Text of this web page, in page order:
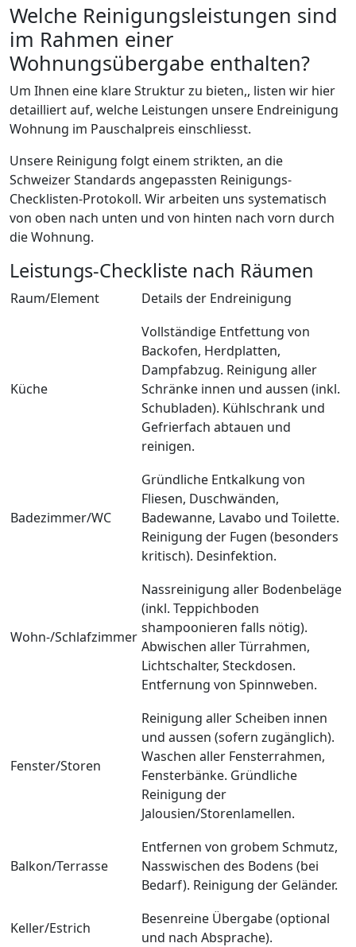
Welche Reinigungsleistungen sind
im Rahmen einer
Wohnungsübergabe enthalten?
Um Ihnen eine klare Struktur zu bieten,, listen wir hier
detailliert auf, welche Leistungen unsere Endreinigung
Wohnung im Pauschalpreis einschliesst.
Unsere Reinigung folgt einem strikten, an die
Schweizer Standards angepassten Reinigungs-
Checklisten-Protokoll. Wir arbeiten uns systematisch
von oben nach unten und von hinten nach vorn durch
die Wohnung.
Leistungs-Checkliste nach Räumen
Raum/Element Details der Endreinigung
Küche
Vollständige Entfettung von
Backofen, Herdplatten,
Dampfabzug. Reinigung aller
Schränke innen und aussen (inkl.
Schubladen). Kühlschrank und
Gefrierfach abtauen und
reinigen.
Badezimmer/WC
Gründliche Entkalkung von
Fliesen, Duschwänden,
Badewanne, Lavabo und Toilette.
Reinigung der Fugen (besonders
kritisch). Desinfektion.
Wohn-/Schlafzimmer
Nassreinigung aller Bodenbeläge
(inkl. Teppichboden
shampoonieren falls nötig).
Abwischen aller Türrahmen,
Lichtschalter, Steckdosen.
Entfernung von Spinnweben.
Fenster/Storen
Reinigung aller Scheiben innen
und aussen (sofern zugänglich).
Waschen aller Fensterrahmen,
Fensterbänke. Gründliche
Reinigung der
Jalousien/Storenlamellen.
Balkon/Terrasse
Entfernen von grobem Schmutz,
Nasswischen des Bodens (bei
Bedarf). Reinigung der Geländer.
Keller/Estrich
Besenreine Übergabe (optional
und nach Absprache).